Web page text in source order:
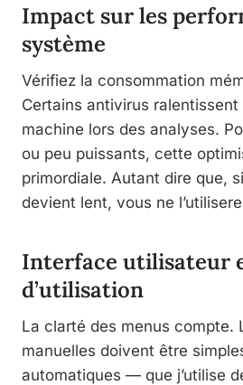
Impact sur les
système
Vérifiez la consommation
Certains antivirus
machine lors des analyses.
ou peu puissants, cette
primordiale. Autant dire que,
devient lent, vous ne
Interface utilisateur
d’utilisation
La clarté des menus compte.
manuelles doivent être
automatiques — que j’utilise